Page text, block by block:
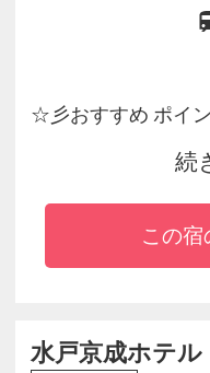
☆彡おすすめ ポイ
◇三百余年こんこ
泉かけ流しの湯
◇世界の高級ホテ
式またはお膳をお楽
続
この宿
水戸京成ホテル